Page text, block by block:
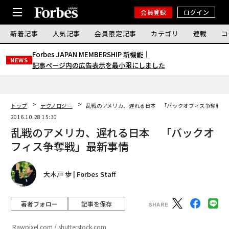
会員登録 ログイン
新着記事 人気記事 会員限定記事 カテゴリ 連載
NEWS
Forbes JAPAN MEMBERSHIP 新機能｜
記事ページ内の広告表示を最小限にしました
トップ テクノロジー
乱戦のアメリカ、遅れる日本 「バックオフィス争奪戦」
2016.10.28 15:30
乱戦のアメリカ、遅れる日本 「バックオ
フィス争奪戦」最新事情
大木戸 歩 | Forbes Staff
著者フォロー 記事を保存
Rawpixel.com / shutterstock.com